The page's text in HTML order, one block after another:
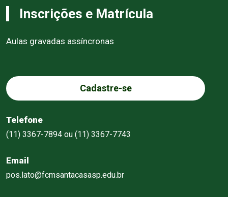
Inscrições e Matrícula
Aulas gravadas assíncronas
Cadastre-se
Telefone
(11) 3367-7894 ou (11) 3367-7743
Email
pos.lato@fcmsantacasasp.edu.br